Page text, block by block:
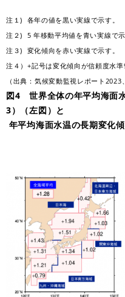
注１) 各年の値を黒い実線で示す。
注２) 5 年移動平均値を青い実線で示
注３) 変化傾向を赤い実線で示す。
注４）+記号は変化傾向が信頼度水
（出典：気候変動監視レポート2023
図4 世界全体の年平均海面
3）（左図）と
年平均海面水温の長期変化